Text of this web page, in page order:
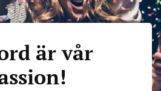
är vår